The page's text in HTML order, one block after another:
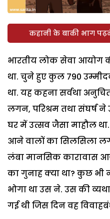
कहानी के बाकी भाग
भारतीय लोक सेवा आयोग
था. चुने हुए कुल 790
था. यह कहना सर्वथा
लगन, परिश्रम तथा संघर्ष
घर में उत्सव जैसा माहौल
आने वालों का सिलसिला
लंबा मानसिक कारावास
का गुनाह क्या था? कुछ भी
भोगा था उस ने. उस की
गई थी जिस दिन वह